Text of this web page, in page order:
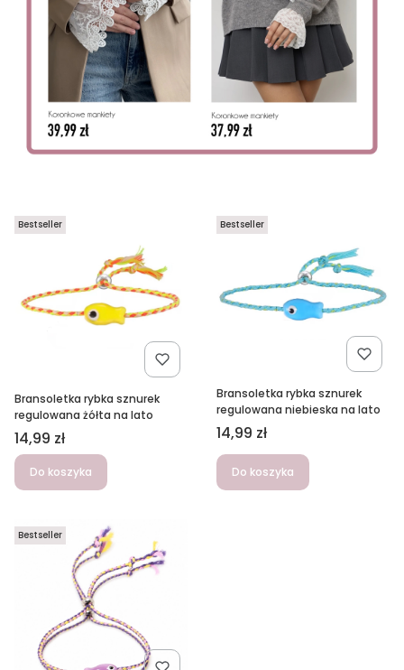
Bestseller
Bransoletka rybka sznurek
regulowana żółta na lato
Cena
14,99 zł
Do koszyka
Bestseller
Bransoletka rybka sznurek
regulowana niebieska na lato
Cena
14,99 zł
Do koszyka
Bestseller